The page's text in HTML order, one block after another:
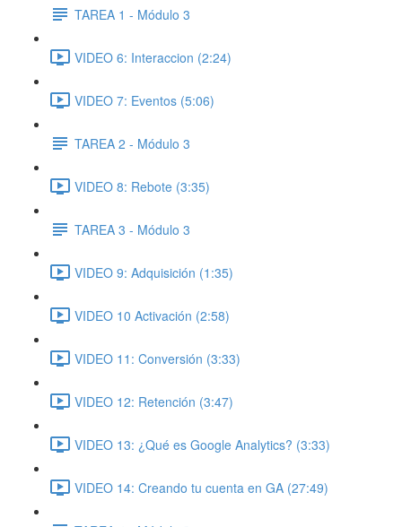
TAREA 1 - Módulo 3
VIDEO 6: Interaccion (2:24)
VIDEO 7: Eventos (5:06)
TAREA 2 - Módulo 3
VIDEO 8: Rebote (3:35)
TAREA 3 - Módulo 3
VIDEO 9: Adquisición (1:35)
VIDEO 10 Activación (2:58)
VIDEO 11: Conversión (3:33)
VIDEO 12: Retención (3:47)
VIDEO 13: ¿Qué es Google Analytics? (3:33)
VIDEO 14: Creando tu cuenta en GA (27:49)